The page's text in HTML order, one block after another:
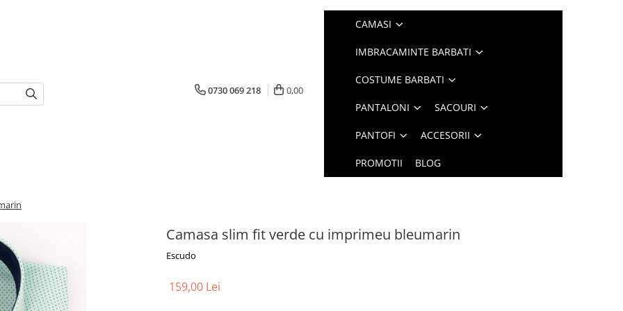
0730 069 218 0,00
CAMASI
IMBRACAMINTE BARBATI
COSTUME BARBATI
PANTALONI SACOURI
PANTOFI ACCESORII
PROMOTII BLOG
Camasa slim fit verde cu imprimeu bleumarin
Escudo
159,00 Lei